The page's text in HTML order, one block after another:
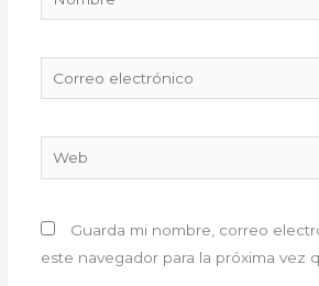
electrónico
Guarda mi nombre, correo
este navegador para la próxima vez